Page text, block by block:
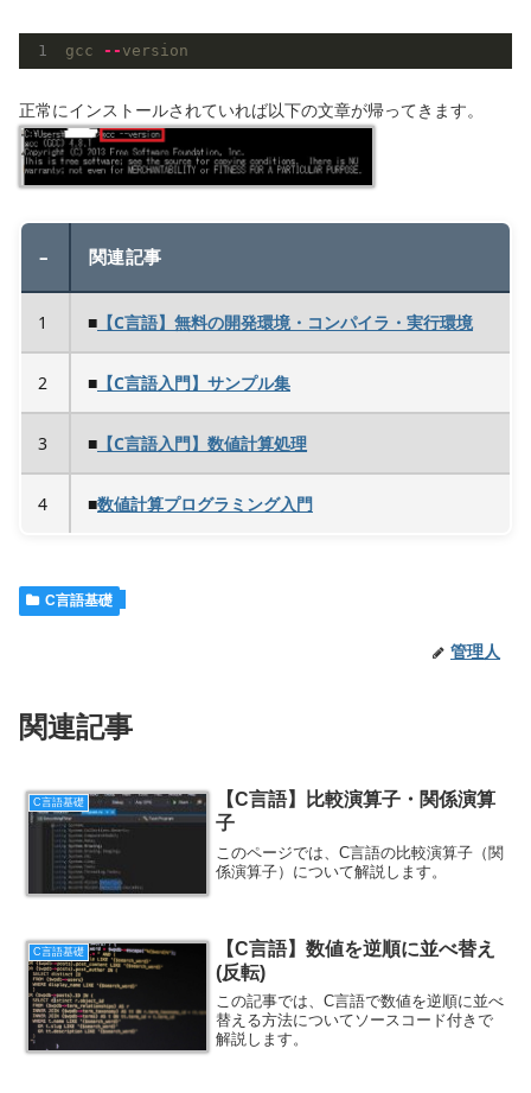
gcc - - version
正常にインストールされていれば以下の文章が帰ってきます。
– 関連記事
1 ■ 【C言語】無料の開発環境・コンパイラ・実行環境
2 ■ 【C言語入門】サンプル集
3 ■ 【C言語入門】数値計算処理
4 ■数値計算プログラミング入門
C言語基礎
管理人
関連記事
C言語基礎
【C言語】比較演算子・関係演算
子
このページでは、C言語の比較演算子（関
係演算子）について解説します。
C言語基礎
【C言語】数値を逆順に並べ替え
(反転)
この記事では、C言語で数値を逆順に並べ
替える方法についてソースコード付きで
解説します。